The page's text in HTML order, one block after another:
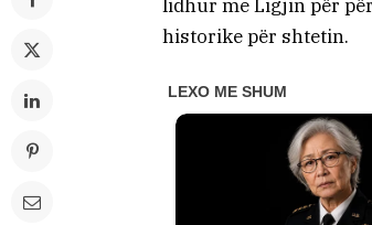
lidhur me Ligjin për
historike për shtetin.